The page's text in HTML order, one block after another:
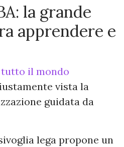
la grande
apprendere e
tutto il mondo
vista la
guidata da
lega propone un